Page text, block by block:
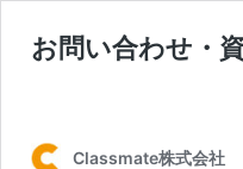
お問い合わせ・
Classmate株式会社